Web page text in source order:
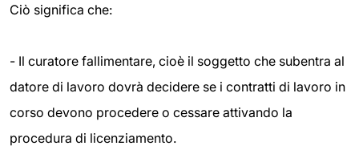
Ciò significa che:
- Il curatore fallimentare, cioè il soggetto che subentra al
datore di lavoro dovrà decidere se i contratti di lavoro in
corso devono procedere o cessare attivando la
procedura di licenziamento.